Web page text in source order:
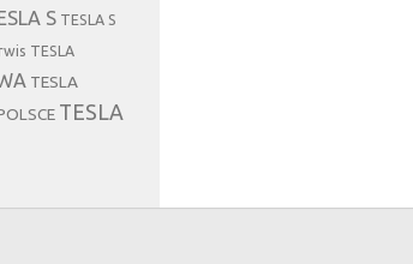
S TESLA S
TESLA
TESLA
TESLA